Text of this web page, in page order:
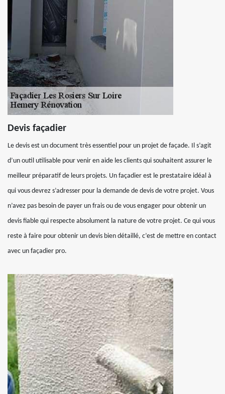
Devis façadier
Le devis est un document très essentiel pour un projet de façade. Il s’agit
d’un outil utilisable pour venir en aide les clients qui souhaitent assurer le
meilleur préparatif de leurs projets. Un façadier est le prestataire idéal à
qui vous devrez s’adresser pour la demande de devis de votre projet. Vous
n’avez pas besoin de payer un frais ou de vous engager pour obtenir un
devis fiable qui respecte absolument la nature de votre projet. Ce qui vous
reste à faire pour obtenir un devis bien détaillé, c’est de mettre en contact
avec un façadier pro.